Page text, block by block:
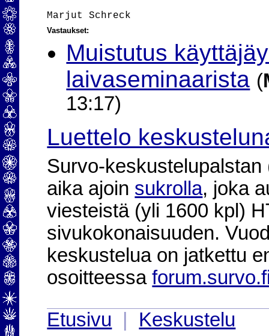
Vastaukset:
Muistutus
laivaseminaarista (
13:17)
Luettelo
Survo-
aika ajoin sukrolla, joka
viesteistä (yli 1600 kpl)
sivukokonaisuuden.
keskustelua on jatkettu
osoitteessa
Etusivu
Keskustelu